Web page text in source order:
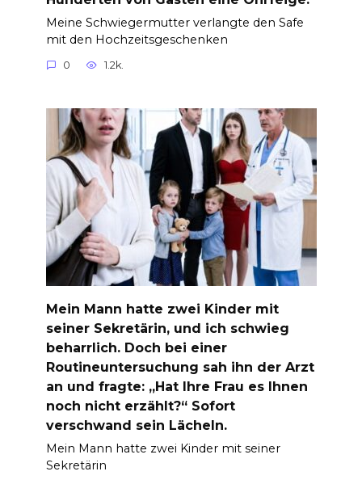
Meine Schwiegermutter verlangte den Safe
mit den Hochzeitsgeschenken
0 1.2k.
Mein Mann hatte zwei Kinder mit
seiner Sekretärin, und ich schwieg
beharrlich. Doch bei einer
Routineuntersuchung sah ihn der Arzt
an und fragte: „Hat Ihre Frau es Ihnen
noch nicht erzählt?“ Sofort
verschwand sein Lächeln.
Mein Mann hatte zwei Kinder mit seiner
Sekretärin